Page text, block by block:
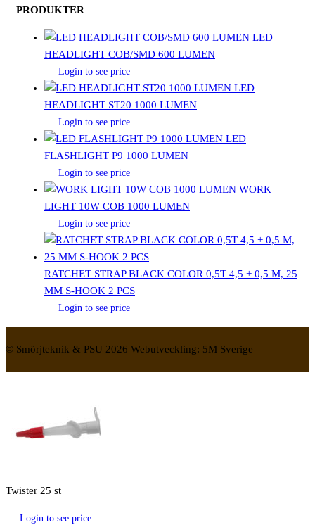
PRODUKTER
LED
HEADLIGHT COB/SMD 600 LUMEN
Login to see price
LED
HEADLIGHT ST20 1000 LUMEN
Login to see price
LED
FLASHLIGHT P9 1000 LUMEN
Login to see price
WORK
LIGHT 10W COB 1000 LUMEN
Login to see price
RATCHET STRAP BLACK COLOR 0,5T 4,5 + 0,5 M, 25
MM S-HOOK 2 PCS
Login to see price
© Smörjteknik & PSU 2026 Webutveckling: 5M Sverige
Twister 25 st
Login to see price